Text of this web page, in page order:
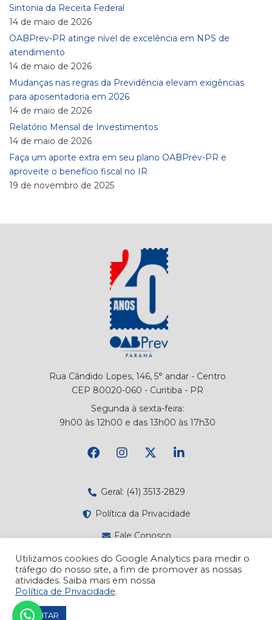
Sintonia da Receita Federal
14 de maio de 2026
OABPrev-PR atinge nível de excelência em NPS de
atendimento
14 de maio de 2026
Mudanças nas regras da Previdência elevam exigências
para aposentadoria em 2026
14 de maio de 2026
Relatório Mensal de Investimentos
14 de maio de 2026
Faça um aporte extra em seu plano OABPrev-PR e
aproveite o benefício fiscal no IR
19 de novembro de 2025
Rua Cândido Lopes, 146, 5° andar - Centro
CEP 80020-060 - Curitiba - PR
Segunda à sexta-feira:
9h00 às 12h00 e das 13h00 às 17h30
Geral: (41) 3513-2829
Política da Privacidade
Fale Conosco
Canal de Denúncias
Atendimento
Utilizamos cookies do Google Analytics para medir o
tráfego do nosso site, a fim de promover as nossas
atividades. Saiba mais em nossa
Política de Privacidade.
ACEITAR